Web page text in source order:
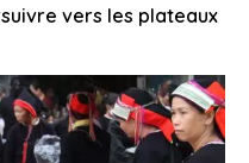
vers les plateaux